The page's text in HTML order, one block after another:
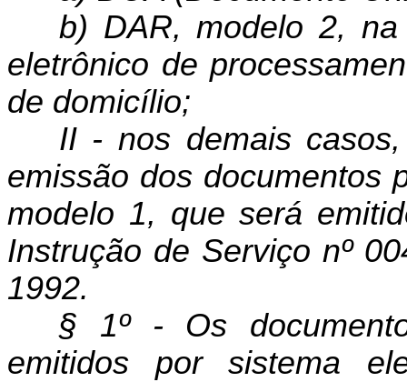
b) DAR, modelo 2,
ele­trônico de
de domicílio;
II - nos demais
emissão dos documentos
modelo 1, que será
Instrução de Serviço nº
1992.
§ 1º - Os
emitidos por sistema